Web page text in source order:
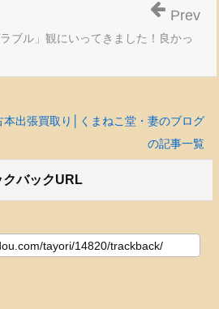
ブル」観にいってきました！良かっ
Prev
出張買取り│くまねこ堂・妻のブログ
の記事一覧
クバックURL